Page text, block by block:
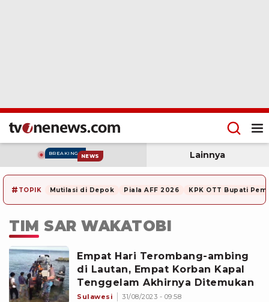
BREAKING NEWS Lainnya
# TOPIK Mutilasi di Depok Piala AFF 2026 KPK OTT Bupati
TIM SAR WAKATOBI
Empat Hari Terombang-ambing
di Lautan, Empat Korban Kapal
Tenggelam Akhirnya Ditemukan
Sulawesi 31/08/2023 - 09:58